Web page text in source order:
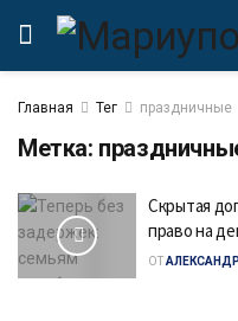
Главная Тег праздничные
Метка:
Скрытая
право на
ОТ